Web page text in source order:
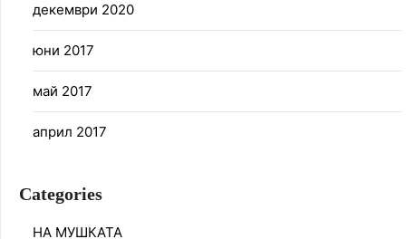
декември 2020
юни 2017
май 2017
април 2017
Categories
НА МУШКАТА